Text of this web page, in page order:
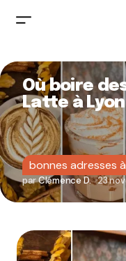
Où boire
Latte à Lyon
bonnes adresses
parClémence D. 23